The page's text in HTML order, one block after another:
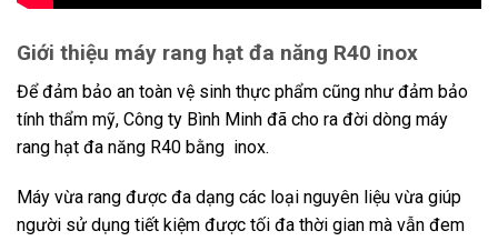
Giới thiệu máy rang hạt đa năng R40 inox
Để đảm bảo an toàn vệ sinh thực phẩm cũng như đảm bảo
tính thẩm mỹ, Công ty Bình Minh đã cho ra đời dòng máy
rang hạt đa năng R40 bằng inox.
Máy vừa rang được đa dạng các loại nguyên liệu vừa giúp
người sử dụng tiết kiệm được tối đa thời gian mà vẫn đem